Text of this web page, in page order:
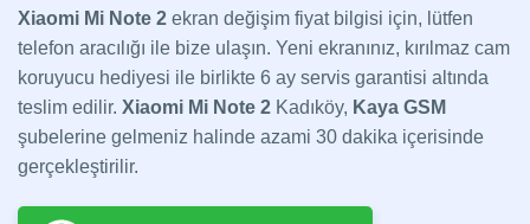
Xiaomi Mi Note 2 ekran değişim fiyat bilgisi için, lütfen
telefon aracılığı ile bize ulaşın. Yeni ekranınız, kırılmaz cam
koruyucu hediyesi ile birlikte 6 ay servis garantisi altında
teslim edilir. Xiaomi Mi Note 2 Kadıköy, Kaya GSM
şubelerine gelmeniz halinde azami 30 dakika içerisinde
gerçekleştirilir.